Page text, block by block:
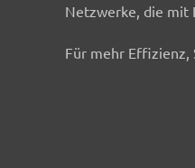
Netzwerke, die mit
Für mehr Effizienz,